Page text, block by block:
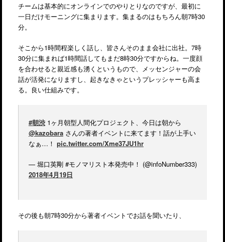
チームは基本的にオンラインでのやりとりなのですが、最初に
一日だけモーニングに集まります。集まるのはもちろん朝7時30
分。
そこから1時間程楽しく話し、皆さんそのまま会社に出社。7時
30分に集まれば1時間話してもまだ8時30分ですからね。一度顔
を合わせると親近感も湧くというもので、メッセンジャーの会
話が活発になりますし、起きなきゃというプレッシャーも高ま
る。良い仕組みです。
#朝渋1ヶ月朝型人間化プロジェクト、今日は朝から
@kazobaraさんの著者イベントに来てます！話が上手い
なぁ…！ pic.twitter.com/Xme37JU1hr
— 堀口英剛 #モノマリスト本発売中！ (@infoNumber333)
2018年4月19日
その後も朝7時30分から著者イベントでお話を聞いたり、